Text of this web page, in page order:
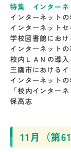
特集 インターネ
インターネット
インターネット
学校図書館にお
インターネット
校内ＬＡＮの導
三鷹市における
インターネット
「校内インター
保高志
11月（第